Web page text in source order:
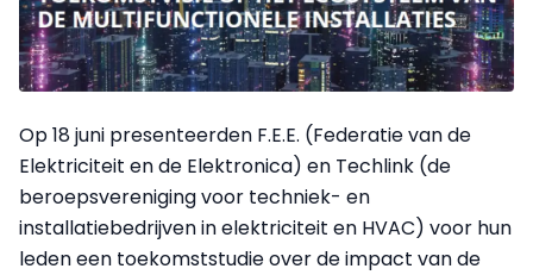
Op 18 juni presenteerden F.E.E. (Federatie van de
Elektriciteit en de Elektronica) en Techlink (de
beroepsvereniging voor techniek- en
installatiebedrijven in elektriciteit en HVAC) voor hun
leden een toekomststudie over de impact van de